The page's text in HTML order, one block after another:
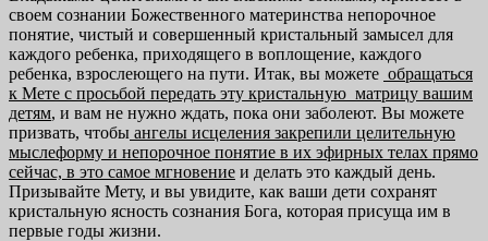
своем сознании Божественного материнства непорочное
понятие, чистый и совершенный кристальный замысел для
каждого ребенка, приходящего в воплощение, каждого
ребенка, взрослеющего на пути. Итак, вы можете обращаться
к Мете с просьбой передать эту кристальную матрицу вашим
детям, и вам не нужно ждать, пока они заболеют. Вы можете
призвать, чтобы ангелы исцеления закрепили целительную
мыслеформу и непорочное понятие в их эфирных телах прямо
сейчас, в это самое мгновение и делать это каждый день.
Призывайте Мету, и вы увидите, как ваши дети сохранят
кристальную ясность сознания Бога, которая присуща им в
первые годы жизни.